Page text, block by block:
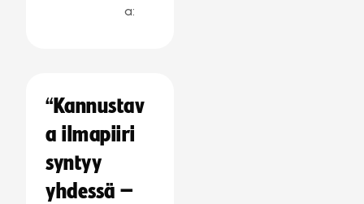
a:
“Kannustav
a ilmapiiri
syntyy
yhdessä –